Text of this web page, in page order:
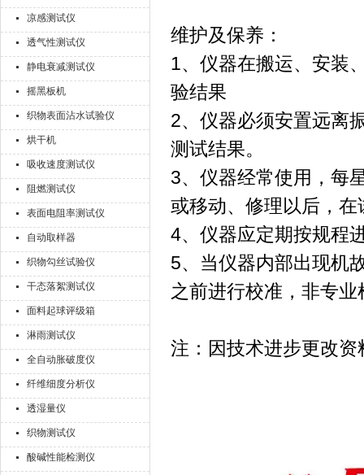
凉感测试仪
透气性测试仪
静电衰减测试仪
摇黑板机
织物表面沾水试验仪
烘干机
吸收速度测试仪
阻燃测试仪
表面电阻率测试仪
自动取样器
织物勾丝试验仪
干态落絮测试仪
面料起球评级箱
淋雨测试仪
全自动胀破度仪
纤维细度分析仪
透湿量仪
织物测试仪
酸碱性能检测仪
维护及保养：
1、仪器在搬运、安装
验结果
2、仪器必须安置远离
测试结果。
3、仪器经常使用，每
或移动、修理以后，
4、仪器应定期按规程
5、当仪器内部出现机
之前进行校准，非专
注：因技术进步更改